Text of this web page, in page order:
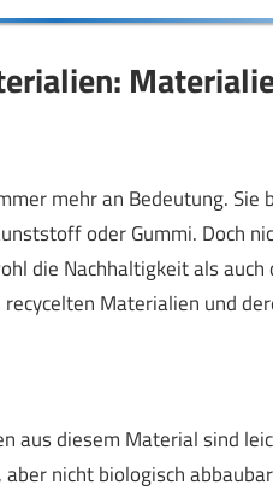
mehr an Bedeutung.
oder Gummi. Doch
die Nachhaltigkeit als
Materialien und
aus diesem Material sind
nicht biologisch